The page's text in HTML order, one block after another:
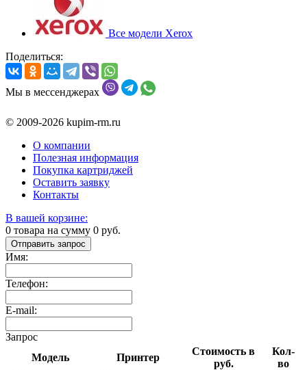
Все модели Xerox
Поделиться:
Мы в мессенджерах
© 2009-2026 kupim-rm.ru
О компании
Полезная информация
Покупка картриджей
Оставить заявку
Контакты
В вашей корзине:
0 товара на сумму 0 руб.
Отправить запрос
Имя:
Телефон:
E-mail:
Запрос
Модель
Принтер
Стоимость в
руб.
Кол-
во